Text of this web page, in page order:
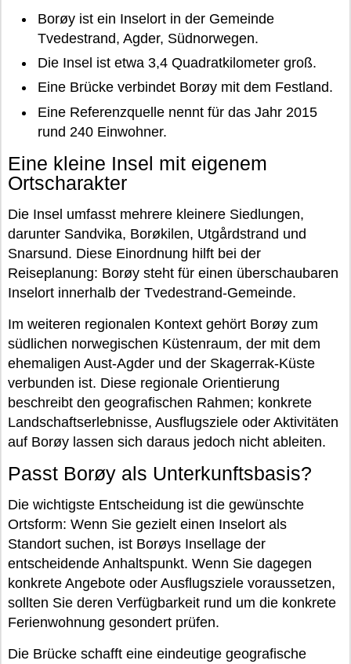
Borøy ist ein Inselort in der Gemeinde
Tvedestrand, Agder, Südnorwegen.
Die Insel ist etwa 3,4 Quadratkilometer groß.
Eine Brücke verbindet Borøy mit dem Festland.
Eine Referenzquelle nennt für das Jahr 2015
rund 240 Einwohner.
Eine kleine Insel mit eigenem
Ortscharakter
Die Insel umfasst mehrere kleinere Siedlungen,
darunter Sandvika, Borøkilen, Utgårdstrand und
Snarsund. Diese Einordnung hilft bei der
Reiseplanung: Borøy steht für einen überschaubaren
Inselort innerhalb der Tvedestrand-Gemeinde.
Im weiteren regionalen Kontext gehört Borøy zum
südlichen norwegischen Küstenraum, der mit dem
ehemaligen Aust-Agder und der Skagerrak-Küste
verbunden ist. Diese regionale Orientierung
beschreibt den geografischen Rahmen; konkrete
Landschaftserlebnisse, Ausflugsziele oder Aktivitäten
auf Borøy lassen sich daraus jedoch nicht ableiten.
Passt Borøy als Unterkunftsbasis?
Die wichtigste Entscheidung ist die gewünschte
Ortsform: Wenn Sie gezielt einen Inselort als
Standort suchen, ist Borøys Insellage der
entscheidende Anhaltspunkt. Wenn Sie dagegen
konkrete Angebote oder Ausflugsziele voraussetzen,
sollten Sie deren Verfügbarkeit rund um die konkrete
Ferienwohnung gesondert prüfen.
Die Brücke schafft eine eindeutige geografische